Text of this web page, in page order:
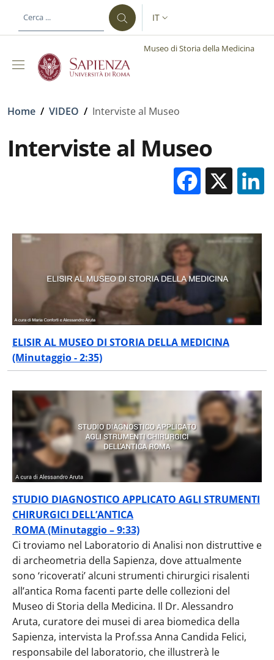
al contenuto principale
SELETTORE LINGUA:
IT
Museo di Storia della Medicina
Briciole di pane
Home / VIDEO / Interviste al Museo
Interviste al Museo
X
ELISIR AL MUSEO DI STORIA DELLA MEDICINA
(Minutaggio - 2:35)
STUDIO DIAGNOSTICO APPLICATO AGLI STRUMENTI
CHIRURGICI DELL’ANTICA
ROMA (Minutaggio – 9:33)
Ci troviamo nel Laboratorio di Analisi non distruttive e
di archeometria della Sapienza, dove attualmente
sono ‘ricoverati’ alcuni strumenti chirurgici risalenti
all’antica Roma facenti parte delle collezioni del
Museo di Storia della Medicina. Il Dr. Alessandro
Aruta, curatore dei musei di area biomedica della
Sapienza, intervista la Prof.ssa Anna Candida Felici,
responsabile del laboratorio, che illustrerà le